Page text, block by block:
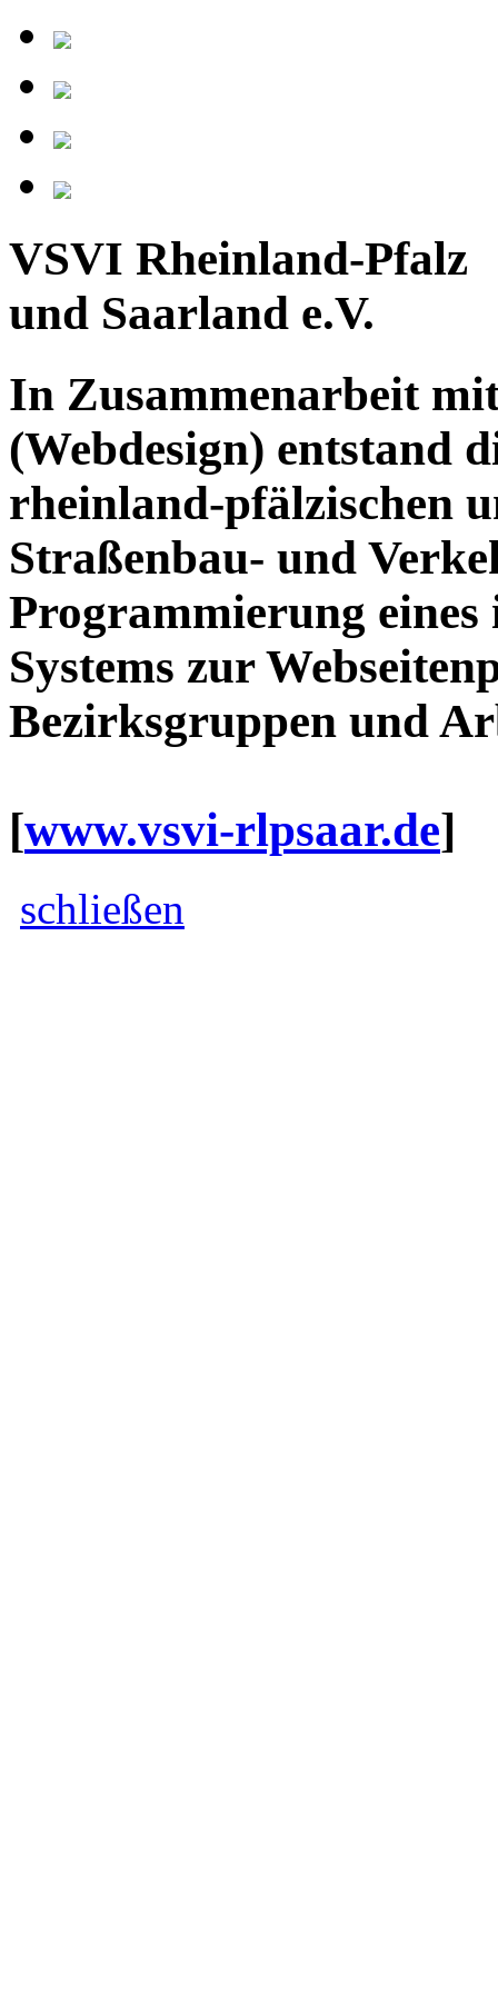
VSVI Rheinland-Pfalz
und Saarland e.V.
In Zusammenarbeit
(Webdesign) entstand
rheinland-pfälzischen
Straßenbau- und
Programmierung
Systems zur
Bezirksgruppen und
[www.vsvi-rlpsaar.de]
schließen